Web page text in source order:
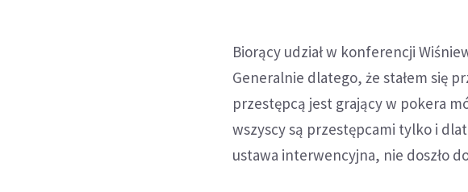
Biorący udział w konferencji
Generalnie dlatego, że stałem się
przestępcą jest grający w pokera
wszyscy są przestępcami tylko i
ustawa interwencyjna, nie doszło